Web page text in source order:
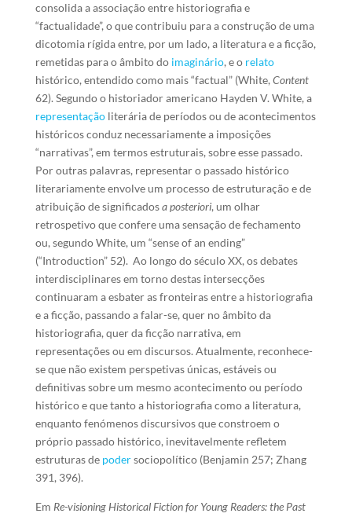
consolida a associação entre historiografia e
“factualidade”, o que contribuiu para a construção de uma
dicotomia rígida entre, por um lado, a literatura e a ficção,
remetidas para o âmbito do imaginário, e o relato
histórico, entendido como mais “factual” (White, Content
62). Segundo o historiador americano Hayden V. White, a
representaçãoliterária de períodos ou de acontecimentos
históricos conduz necessariamente a imposições
“narrativas”, em termos estruturais, sobre esse passado.
Por outras palavras, representar o passado histórico
literariamente envolve um processo de estruturação e de
atribuição de significadosa posteriori, um olhar
retrospetivo que confere uma sensação de fechamento
ou, segundo White, um “sense of an ending”
(“Introduction” 52). Ao longo do século XX, os debates
interdisciplinares em torno destas intersecções
continuaram a esbater as fronteiras entre a historiografia
e a ficção, passando a falar-se, quer no âmbito da
historiografia, quer da ficção narrativa, em
representações ou em discursos. Atualmente, reconhece-
se que não existem perspetivas únicas, estáveis ou
definitivas sobre um mesmo acontecimento ou período
histórico e que tanto a historiografia como a literatura,
enquanto fenómenos discursivos que constroem o
próprio passado histórico, inevitavelmente refletem
estruturas de podersociopolítico (Benjamin 257; Zhang
391, 396).
Em Re-visioning Historical Fiction for Young Readers: the Past